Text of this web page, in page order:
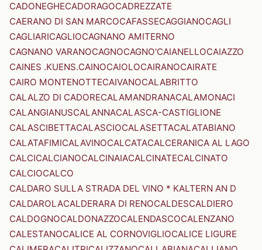
CADONEGHECADORAGOCADREZZATE
CAERANO DI SAN MARCOCAFASSECAGGIANOCAGLI
CAGLIARICAGLIOCAGNANO AMITERNO
CAGNANO VARANOCAGNOCAGNO'CAIANELLOCAIAZZO
CAINES .KUENS.CAINOCAIOLOCAIRANOCAIRATE
CAIRO MONTENOTTECAIVANOCALABRITTO
CALALZO DI CADORECALAMANDRANACALAMONACI
CALANGIANUSCALANNACALASCA-CASTIGLIONE
CALASCIBETTACALASCIOCALASETTACALATABIANO
CALATAFIMICALAVINOCALCATACALCERANICA AL LAGO
CALCICALCIANOCALCINAIACALCINATECALCINATO
CALCIOCALCO
CALDARO SULLA STRADA DEL VINO * KALTERN AN D
CALDAROLACALDERARA DI RENOCALDESCALDIERO
CALDOGNOCALDONAZZOCALENDASCOCALENZANO
CALESTANOCALICE AL CORNOVIGLIOCALICE LIGURE